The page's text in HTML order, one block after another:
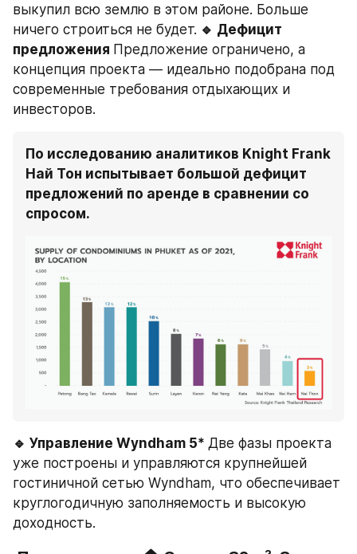
выкупил всю землю в этом районе. Больше
ничего строиться не будет. 🔹 Дефицит
предложения Предложение ограничено, а
концепция проекта — идеально подобрана под
современные требования отдыхающих и
инвесторов.
По исследованию аналитиков Knight Frank
Най Тон испытывает большой дефицит
предложений по аренде в сравнении со
спросом.
🔹 Управление Wyndham 5* Две фазы проекта
уже построены и управляются крупнейшей
гостиничной сетью Wyndham, что обеспечивает
круглогодичную заполняемость и высокую
доходность.